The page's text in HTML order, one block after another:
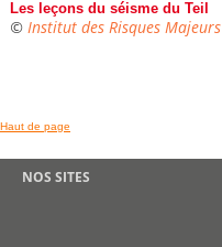
Les leçons du séisme du Teil
© Institut des Risques Majeurs
Haut de page
NOS SITES